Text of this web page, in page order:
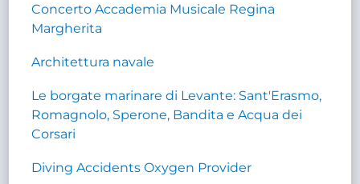
Concerto Accademia Musicale Regina
Margherita
Architettura navale
Le borgate marinare di Levante: Sant'Erasmo,
Romagnolo, Sperone, Bandita e Acqua dei
Corsari
Diving Accidents Oxygen Provider